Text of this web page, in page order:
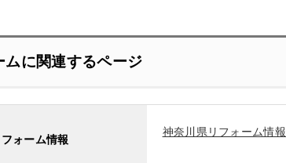
ムに関連するページ
ォーム情報
神奈川県リフォーム情報